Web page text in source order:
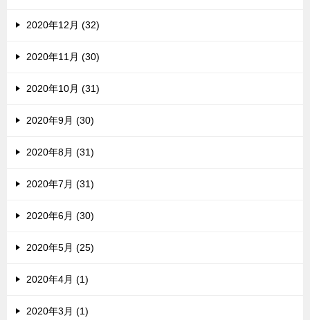
2020年12月 (32)
2020年11月 (30)
2020年10月 (31)
2020年9月 (30)
2020年8月 (31)
2020年7月 (31)
2020年6月 (30)
2020年5月 (25)
2020年4月 (1)
2020年3月 (1)